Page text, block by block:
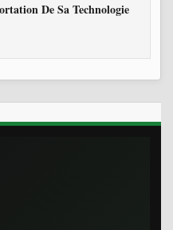
De Sa Technologie